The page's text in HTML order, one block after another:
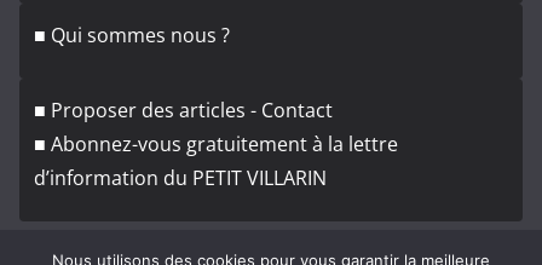
■ Qui sommes nous ?
■ Proposer des articles - Contact
■ Abonnez-vous gratuitement à la lettre
d’information du PETIT VILLARIN
Nous utilisons des cookies pour vous garantir la meilleure